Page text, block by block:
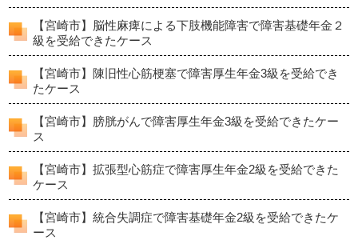
【宮崎市】脳性麻痺による下肢機能障害で障害基礎年金２
級を受給できたケース
【宮崎市】陳旧性心筋梗塞で障害厚生年金3級を受給でき
たケース
【宮崎市】膀胱がんで障害厚生年金3級を受給できたケー
ス
【宮崎市】拡張型心筋症で障害厚生年金2級を受給できた
ケース
【宮崎市】統合失調症で障害基礎年金2級を受給できたケ
ース